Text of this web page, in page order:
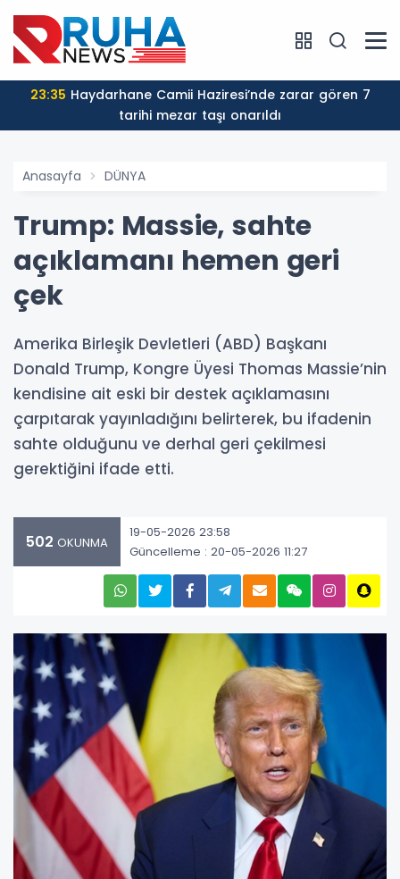
23:35
tarihi mezar taşı onarıldı
Anasayfa DÜNYA
Trump: Massie, sahte
açıklamanı hemen geri
çek
Amerika Birleşik Devletleri (ABD) Başkanı
Donald Trump, Kongre Üyesi Thomas Massie’nin
kendisine ait eski bir destek açıklamasını
çarpıtarak yayınladığını belirterek, bu ifadenin
sahte olduğunu ve derhal geri çekilmesi
gerektiğini ifade etti.
502 OKUNMA
19-05-2026 23:58
Güncelleme : 20-05-2026 11:27